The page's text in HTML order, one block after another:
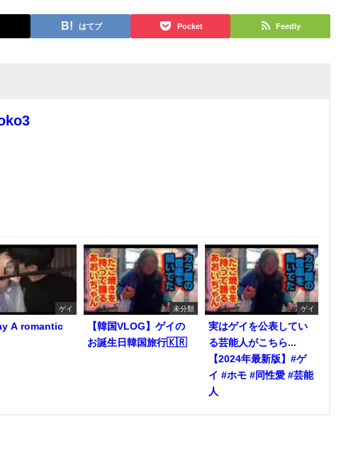
はてブ Pocket Feedly
ゲイ
A romantic
未分類
【韓国VLOG】ゲイの
お誕生日韓国旅行🇰🇷
ゲイ
実はゲイを公表してい
る芸能人がこちら...
【2024年最新版】#ゲ
イ #ホモ #同性愛 #芸能
人